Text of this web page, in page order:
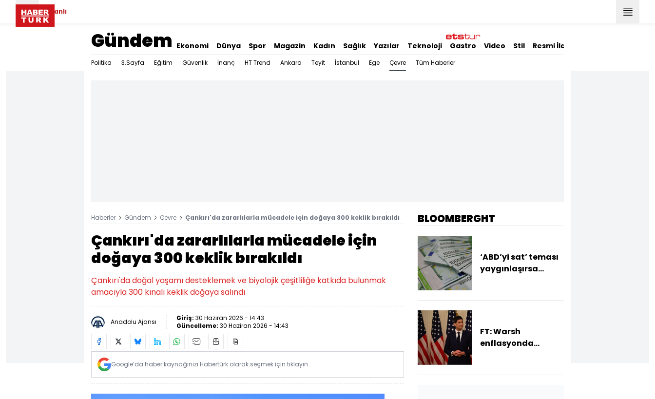
Canlı
Gündem Ekonomi Dünya Spor Magazin Kadın Sağlık Yazılar Teknoloji Gastro Video Stil Resmi İlanlar
Politika 3.Sayfa Eğitim Güvenlik İnanç HT Trend Ankara Teyit İstanbul Ege Çevre Tüm Haberler
Haberler Gündem Çevre Çankırı'da zararlılarla mücadele için doğaya 300 keklik bırakıldı
Çankırı'da zararlılarla mücadele için
doğaya 300 keklik bırakıldı
Çankırı'da doğal yaşamı desteklemek ve biyolojik çeşitliliğe katkıda bulunmak
amacıyla 300 kınalı keklik doğaya salındı
Anadolu Ajansı Giriş: 30 Haziran 2026 - 14:43
Güncelleme: 30 Haziran 2026 - 14:43
Google’da haber kaynağınızı Habertürk olarak seçmek için tıklayın
BLOOMBERGHT
‘ABD’yi sat’ teması
yaygınlaşırsa
FT: Warsh
enflasyonda